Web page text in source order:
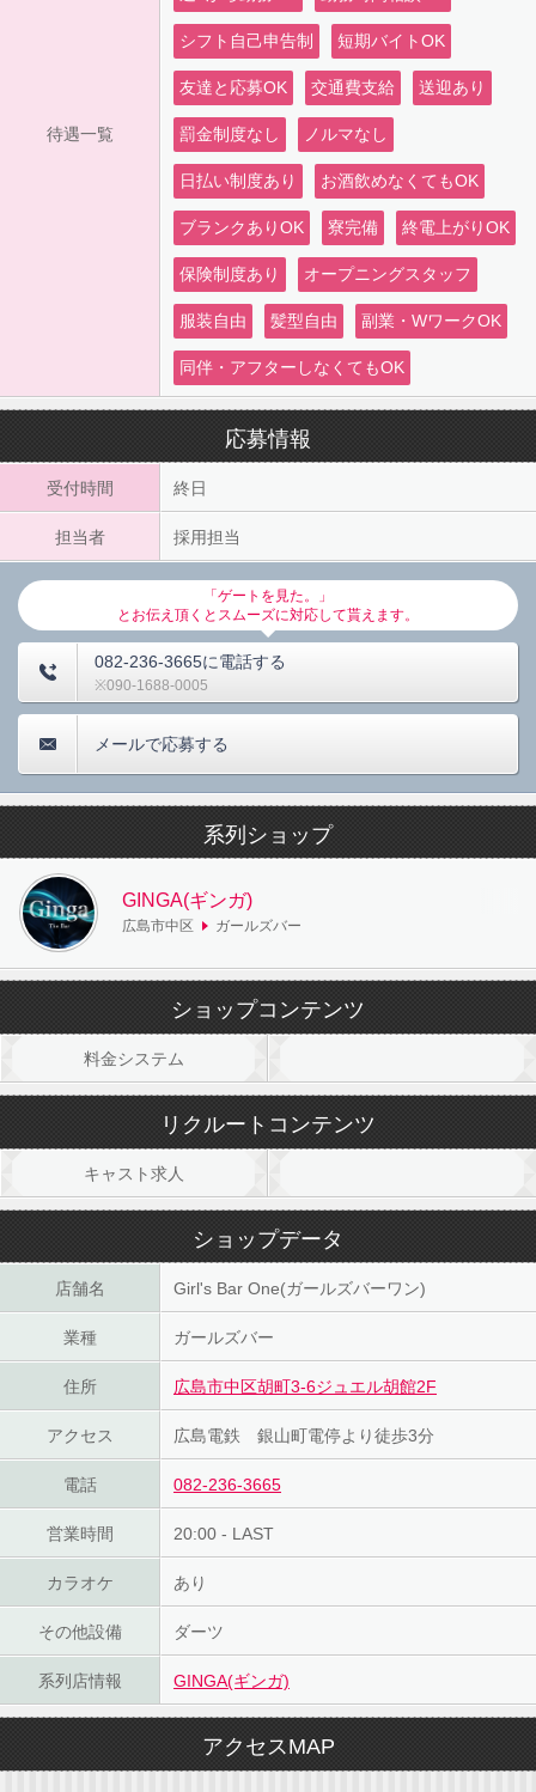
待遇一覧
シフト自己申告制 短期バイトOK
友達と応募OK 交通費支給 送迎あり
罰金制度なし ノルマなし
日払い制度あり お酒飲めなくてもOK
ブランクありOK 寮完備 終電上がりOK
保険制度あり オープニングスタッフ
服装自由 髪型自由 副業・WワークOK
同伴・アフターしなくてもOK
応募情報
受付時間 終日
担当者 採用担当
「ゲートを見た。」
とお伝え頂くとスムーズに対応して貰えます。
082-236-3665に電話する
090-1688-0005
メールで応募する
系列ショップ
GINGA(ギンガ)
広島市中区 ガールズバー
ショップコンテンツ
料金システム
リクルートコンテンツ
キャスト求人
ショップデータ
店舗名 Girl's Bar One(ガールズバーワン)
業種 ガールズバー
住所 広島市中区胡町3-6ジュエル胡館2F
アクセス 広島電鉄 銀山町電停より徒歩3分
電話 082-236-3665
営業時間 20:00 - LAST
カラオケ あり
その他設備 ダーツ
系列店情報 GINGA(ギンガ)
アクセスMAP